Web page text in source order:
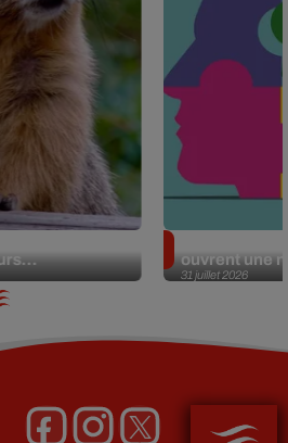
31 juillet 2026
ouvrent une